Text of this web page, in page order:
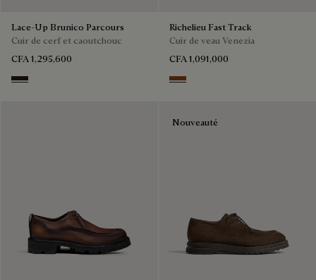
Lace-Up Brunico Parcours
Cuir de cerf et caoutchouc
CFA 1,295,600
Brown
Richelieu Fast Track
Cuir de veau Venezia
CFA 1,091,000
Cacao Intenso
Nouveauté